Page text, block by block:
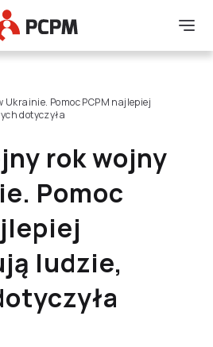
Główne Logo
Ukrainie. Pomoc PCPM najlepiej
dotyczyła
rok wojny
Pomoc
ludzie,